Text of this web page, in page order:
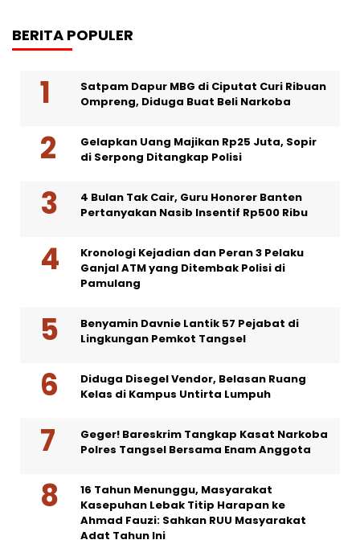
BERITA POPULER
Satpam Dapur MBG di Ciputat Curi Ribuan
Ompreng, Diduga Buat Beli Narkoba
Gelapkan Uang Majikan Rp25 Juta, Sopir
di Serpong Ditangkap Polisi
4 Bulan Tak Cair, Guru Honorer Banten
Pertanyakan Nasib Insentif Rp500 Ribu
Kronologi Kejadian dan Peran 3 Pelaku
Ganjal ATM yang Ditembak Polisi di
Pamulang
Benyamin Davnie Lantik 57 Pejabat di
Lingkungan Pemkot Tangsel
Diduga Disegel Vendor, Belasan Ruang
Kelas di Kampus Untirta Lumpuh
Geger! Bareskrim Tangkap Kasat Narkoba
Polres Tangsel Bersama Enam Anggota
16 Tahun Menunggu, Masyarakat
Kasepuhan Lebak Titip Harapan ke
Ahmad Fauzi: Sahkan RUU Masyarakat
Adat Tahun Ini